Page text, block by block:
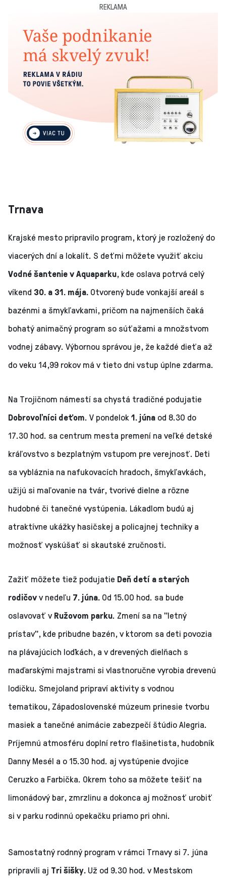
REKLAMA
Trnava
Krajské mesto pripravilo program, ktorý je rozložený do
viacerých dní a lokalít. S deťmi môžete využiť akciu
Vodné šantenie v Aquaparku, kde oslava potrvá celý
víkend 30. a 31. mája. Otvorený bude vonkajší areál s
bazénmi a šmykľavkami, pričom na najmenších čaká
bohatý animačný program so súťažami a množstvom
vodnej zábavy. Výbornou správou je, že každé dieťa až
do veku 14,99 rokov má v tieto dni vstup úplne zdarma.
Na Trojičnom námestí sa chystá tradičné podujatie
Dobrovoľníci deťom. V pondelok 1. júna od 8.30 do
17.30 hod. sa centrum mesta premení na veľké detské
kráľovstvo s bezplatným vstupom pre verejnosť. Deti
sa vybláznia na nafukovacích hradoch, šmykľavkách,
užijú si maľovanie na tvár, tvorivé dielne a rôzne
hudobné či tanečné vystúpenia. Lákadlom budú aj
atraktívne ukážky hasičskej a policajnej techniky a
možnosť vyskúšať si skautské zručnosti.
Zažiť môžete tiež podujatie Deň detí a starých
rodičovv nedeľu 7. júna. Od 15.00 hod. sa bude
oslavovať vRužovom parku. Zmení sa na "letný
prístav", kde pribudne bazén, v ktorom sa deti povozia
na plávajúcich loďkách, a v drevených dielňach s
maďarskými majstrami si vlastnoručne vyrobia drevenú
lodičku. Smejoland pripraví aktivity s vodnou
tematikou, Západoslovenské múzeum prinesie tvorbu
masiek a tanečné animácie zabezpečí štúdio Alegria.
Príjemnú atmosféru doplní retro flašinetista, hudobník
Danny Mesél a o 15.30 hod. aj vystúpenie dvojice
Ceruzko a Farbička. Okrem toho sa môžete tešiť na
limonádový bar, zmrzlinu a dokonca aj možnosť urobiť
si v parku rodinnú opekačku priamo pri ohni.
Samostatný rodnný program v rámci Trnavy si 7. júna
pripravili aj Tri šišky. Už od 9.30 hod. v Mestskom